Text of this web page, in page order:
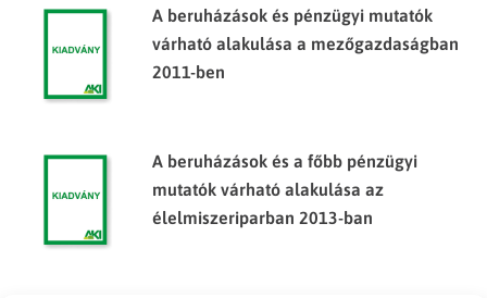
A beruházások és pénzügyi mutatók
várható alakulása a mezőgazdaságban
2011-ben
A beruházások és a főbb pénzügyi
mutatók várható alakulása az
élelmiszeriparban 2013-ban